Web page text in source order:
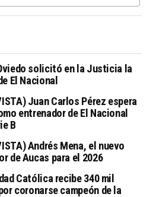
solicitó en la Justicia la
El Nacional
Juan Carlos Pérez espera
entrenador de El Nacional
B
Andrés Mena, el nuevo
de Aucas para el 2026
Católica recibe 340 mil
coronarse campeón de la